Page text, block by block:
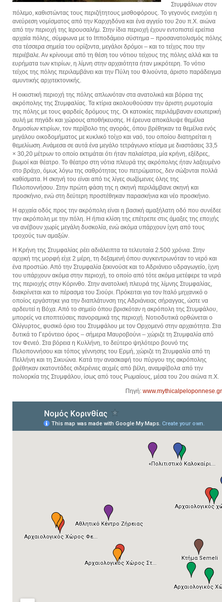
Στυμφάλιων στον
πόλεμο, καθιστώντας τους περιζήτητους μισθοφόρους. Το γεγονός ενισχύει η
ανεύρεση νομίσματος από την Καρχηδόνα και ένα αγγείο του 2ου π.Χ. αιώνα
από την περιοχή της Ιερουσαλήμ. Στην ίδια περιοχή έχουν εντοπιστεί ερείπια
αρχαία πόλης, σύμφωνα με το Ιπποδάμειο σύστημα – προσανατολισμός πόλης
στα τέσσερα σημεία του ορίζοντα, μεγάλοι δρόμοι – και το τείχος που την
περιέβαλε. Αν κρίνουμε από τη θέση του νότιου τείχους της πόλης αλλά και τα
ευρήματα των κτιρίων, η λίμνη στην αρχαιότητα ήταν μικρότερη. Το νότιο
τείχος της πόλης περιλαμβάνει και την Πύλη του Φλιούντα, άριστο παράδειγμα
αμυντικής αρχιτεκτονικής.
Η οικιστική περιοχή της πόλης απλωνόταν στα ανατολικά και βόρεια της
ακρόπολης της Στυμφαλίας. Τα κτίρια ακολουθούσαν την άριστη ρυμοτομία
της πόλης με τους φαρδείς δρόμους της. Οι κατοικίες περιλάμβαναν εσωτερική
αυλή με πηγάδι και χώρους αποθήκευσης. Η έρευνα αποκάλυψε θεμέλια
δημοσίων κτιρίων, τον περίβολο της αγοράς, όπου βρέθηκαν τα θεμέλια ενός
μεγάλου οικοδομήματος με κυκλικό τοίχο και ναό, του οποίου διατηρείται η
θεμελίωση. Ανάμεσα σε αυτά ένα μεγάλο τετράγωνο κτίσμα με διαστάσεις 33,5
× 30,20 μέτρων το οποίο εκτιμάται ότι ήταν παλαίστρα, μία κρήνη, εξέδρες,
βωμοί και θέατρο. Το θέατρο στη νότια πλευρά της ακρόπολης ήταν λαξευμένο
στο βράχο, όμως λόγω της σαθρότητας του πετρώματος, δεν σώζονται πολλά
καθίσματα. Η σκηνή του είναι από τις λίγες σωζόμενες όλης της
Πελοποννήσου. Στην πρώτη φάση της η σκηνή περιλάμβανε σκηνή και
προσκήνιο, ενώ στη δεύτερη προστέθηκαν παρασκήνια και νέο προσκήνιο.
Η αρχαία οδός προς την ακρόπολη είναι η βασική αμαξήλατη οδό που συνέδεε
την ακρόπολη με την πόλη. Η ήπια κλίση της επέτρεπε στις άμαξες της εποχής
να ανέβουν χωρίς μεγάλη δυσκολία, ενώ ακόμα υπάρχουν ίχνη από τους
τροχούς των αμαξών.
Η Κρήνη της Στυμφαλίας ρέει αδιάλειπτα τα τελευταία 2.500 χρόνια. Στην
αρχική της μορφή είχε 2 μέρη, τη δεξαμενή όπου συγκεντρωνόταν το νερό και
ένα προστώο. Από την Στυμφαλία ξεκινούσε και το Αδριάνειο υδραγωγείο, ίχνη
του υπάρχουν ακόμα στην περιοχή, το οποίο από τότε ακόμα μετέφερε τα νερά
της περιοχής στην Κόρινθο. Στην ανατολική πλευρά της λίμνης Στυμφαλίας,
διακρίνεται και το πέρασμα του Σιούρι. Πρόκειται για τον Ιταλό μηχανικό ο
οποίος εργάστηκε για την διαπλάτυνση της Αδριάνειας σήραγγας, ώστε να
αρδευτεί η Βόχα. Από το σημείο όπου βρισκόταν η ακρόπολη της Στυμφάλου,
μπορείς να εποπτεύσεις πανοραμικά της περιοχή. Νοτιοδυτικά ορθώνεται ο
Ολίγυρτος, φυσικό όριο του Στυμφάλου με τον Ορχομενό στην αρχαιότητα. Στα
δυτικά το Γερόντειο όρος – σήμερα Μαυροβούνι – χώριζε τη Στυμφαλία από
τον Φενεό. Στα βόρεια η Κυλλήνη, το δεύτερο ψηλότερο βουνό της
Πελοποννήσου και τόπος γέννησης του Ερμή, χώριζε τη Στυμφαλία από τη
Πελλήνη και τη Σικυώνα. Κατά την ανασκαφή του πύργου της ακρόπολης
βρέθηκαν εκατοντάδες σιδερένιες αιχμές από βέλη, αναμφίβολα από την
πολιορκία της Στυμφάλου, ίσως από τους Ρωμαίους, μέσα του 2ου αιώνα π.Χ.
Πηγή: www.mythicalpeloponnese.gr